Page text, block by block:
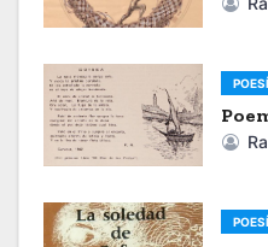
c
i
ó
n
d